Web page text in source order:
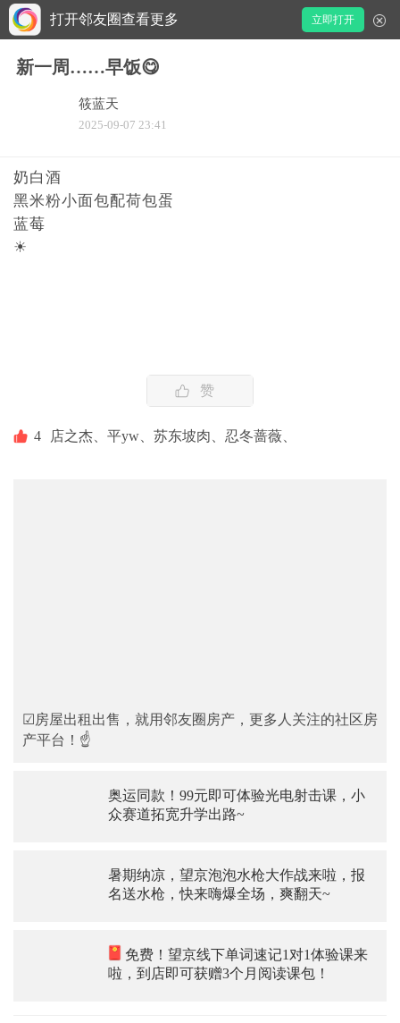
打开邻友圈查看更多 立即打开
新一周……早饭😋
筱蓝天
2025-09-07 23:41
奶白酒
黑米粉小面包配荷包蛋
蓝莓
☀
赞
4 店之杰、 平yw、 苏东坡肉、 忍冬蔷薇、
☑房屋出租出售，就用邻友圈房产，更多人关注的社区房
产平台！☝
奥运同款！99元即可体验光电射击课，小
众赛道拓宽升学出路~
暑期纳凉，望京泡泡水枪大作战来啦，报
名送水枪，快来嗨爆全场，爽翻天~
免费！望京线下单词速记1对1体验课来
啦，到店即可获赠3个月阅读课包！